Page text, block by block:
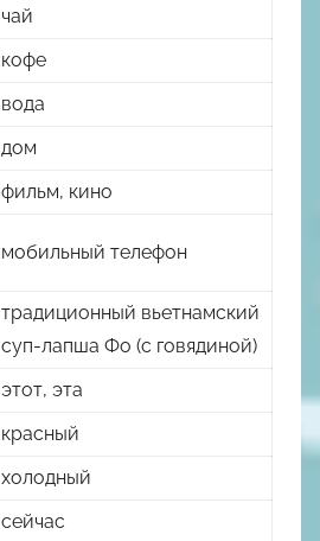
чай
кофе
вода
дом
фильм, кино
мобильный телефон
традиционный вьетнамский
суп-лапша Фо (с говядиной)
этот, эта
красный
холодный
сейчас